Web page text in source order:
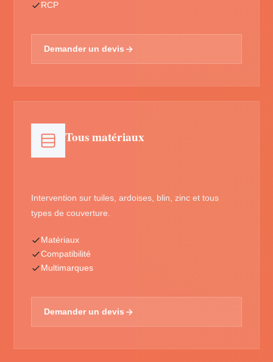
RCP
Demander un devis
Tous matériaux
Intervention sur tuiles, ardoises, blin, zinc et tous
types de couverture.
Matériaux
Compatibilité
Multimarques
Demander un devis